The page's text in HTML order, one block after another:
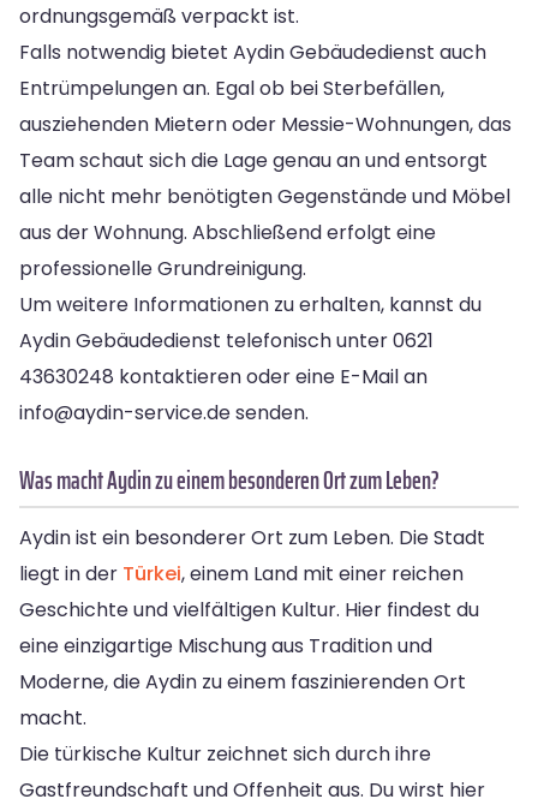
ordnungsgemäß verpackt ist.
Falls notwendig bietet Aydin Gebäudedienst auch
Entrümpelungen an. Egal ob bei Sterbefällen,
ausziehenden Mietern oder Messie-Wohnungen, das
Team schaut sich die Lage genau an und entsorgt
alle nicht mehr benötigten Gegenstände und Möbel
aus der Wohnung. Abschließend erfolgt eine
professionelle Grundreinigung.
Um weitere Informationen zu erhalten, kannst du
Aydin Gebäudedienst telefonisch unter 0621
43630248 kontaktieren oder eine E-Mail an
info@aydin-service.desenden.
Was macht Aydin zu einem besonderen Ort zum Leben?
Aydin ist ein besonderer Ort zum Leben. Die Stadt
liegt in der Türkei, einem Land mit einer reichen
Geschichte und vielfältigen Kultur. Hier findest du
eine einzigartige Mischung aus Tradition und
Moderne, die Aydin zu einem faszinierenden Ort
macht.
Die türkische Kultur zeichnet sich durch ihre
Gastfreundschaft und Offenheit aus. Du wirst hier